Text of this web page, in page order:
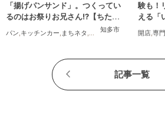
知多市
「揚げパンサンド」。つくってい
るのはお祭りお兄さん!?【ちたま
パン キッチンカー まちネタ ちたまる調査隊 行ってみ
験も！
える「
開店 専
記事一覧